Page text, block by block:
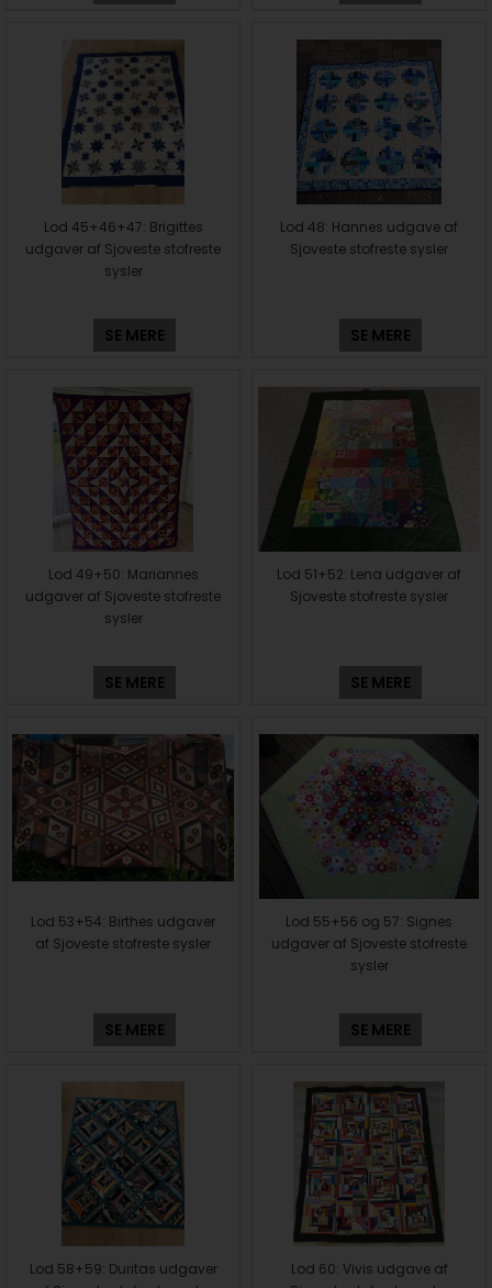
Lod 45+46+47: Brigittes
udgaver af Sjoveste stofreste
sysler
SE MERE
Lod 48: Hannes udgave af
Sjoveste stofreste sysler
SE MERE
Lod 49+50: Mariannes
udgaver af Sjoveste stofreste
sysler
SE MERE
Lod 51+52: Lena udgaver af
Sjoveste stofreste sysler
SE MERE
Lod 53+54: Birthes udgaver
af Sjoveste stofreste sysler
SE MERE
Lod 55+56 og 57: Signes
udgaver af Sjoveste stofreste
sysler
SE MERE
Lod 58+59: Duritas udgaver
Lod 60: Vivis udgave af